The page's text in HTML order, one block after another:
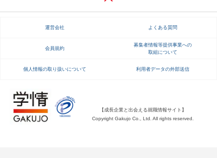
就活ニュースペーパー よくある質問
不明点があればこちら
運営会社 よくある質問
会員規約
募集者情報等提供事業への
取組について
個人情報の取り扱いについて 利用者データの外部送信
【成長企業と出会える就職情報サイト】
Copyright Gakujo Co., Ltd. All rights reserved.